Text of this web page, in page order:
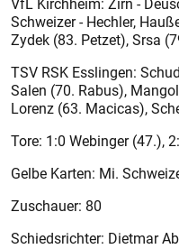
Schweizer - Hechler,
Zydek (83. Petzet), Srsa
TSV RSK Esslingen:
Salen (70. Rabus),
Lorenz (63. Macicas),
Tore: 1:0 Webinger (47.),
Gelbe Karten: Mi.
Zuschauer: 80
Schiedsrichter: Dietmar